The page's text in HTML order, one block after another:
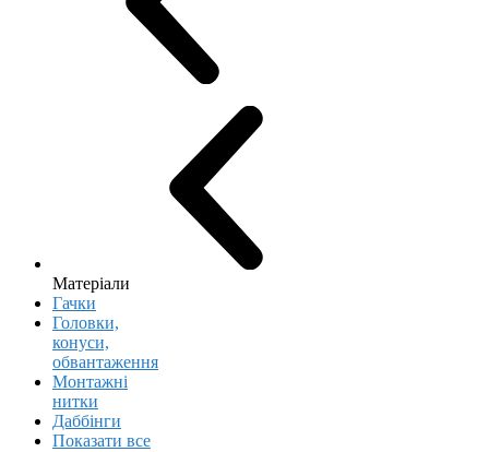
Матеріали
Гачки
Головки,
конуси,
обвантаження
Монтажні
нитки
Даббінги
Показати все